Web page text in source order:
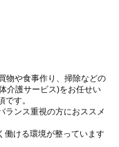
物や食事作り、掃除などの
介護サービス)をお任せい
す。
ンス重視の方におススメ
働ける環境が整っています